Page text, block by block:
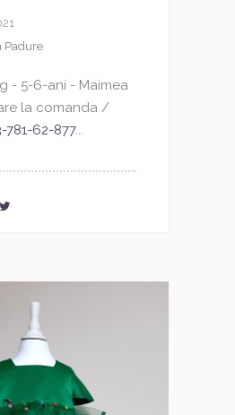
Padure
- 5-6-ani - Maimea
la comanda /
781-62-877...